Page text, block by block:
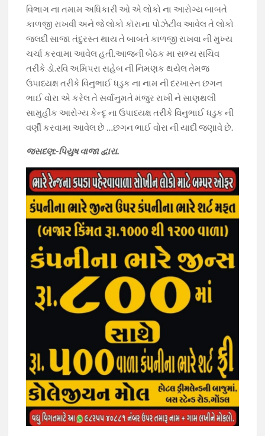
વિભાગ ના તમામ અધિકારી ઓ એ લોકો ના આરોગ્ય બાબતે
કાળજી રાખવી અને જે લોકો કૉરાના પોઝેટીવ આવેલ તે લોકો
જલદી સાજા તંદુરસ્ત થાય તે બાબતે કાળજી રાખવા ની મુખ્ય
ચર્ચા કરવામા આવેલ હતી.આજની બેઠક મા સભ્ય સચિવ
તરીકે ડો.રવિ અમિપરા સહેબ ની નિમણક થયેલ તેમજ
ઉપાધ્યક્ષ તરીકે વિનુભાઈ ધડુક ના નામ ની દરખાસ્ત છગન
ભાઈ વોરા એ કરેલ તે સર્વાનુમતે મંજુર રાખી ને સાણથલી
સામુહીક આરોગ્ય કેન્દૃ ના ઉપાધ્યક્ષ તરીકે વિનુભાઈ ધડુક ની
વર્ણી કરવામા આવેલ છે …છગન ભાઈ વોરા ની યાદી જણાવે છે.
જસદણ:-પિયુષ વાજા દ્વારા.